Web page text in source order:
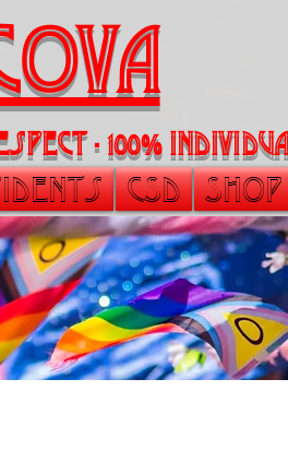
Respect - 100%
CSD Shop